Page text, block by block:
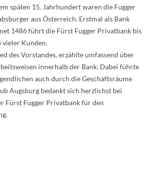
späten 15. Jahrhundert waren die Fugger
aus Österreich. Erstmal als Bank
1486 führt die Fürst Fugger Privatbank bis
vieler Kunden.
des Vorstandes, erzählte umfassend über
innerhalb der Bank. Dabei führte
auch durch die Geschäftsräume
Augsburg bedankt sich herzlichst bei
Fürst Fugger Privatbank für den